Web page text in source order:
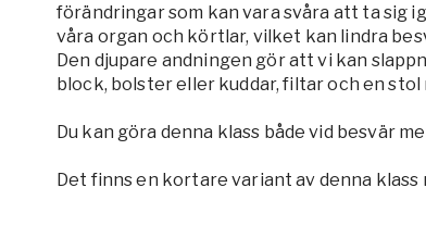
förändringar som kan vara svåra att ta sig
våra organ och körtlar, vilket kan lindra
Den djupare andningen gör att vi kan
block, bolster eller kuddar, filtar och en stol
Du kan göra denna klass både vid besvär
Det finns en kortare variant av denna